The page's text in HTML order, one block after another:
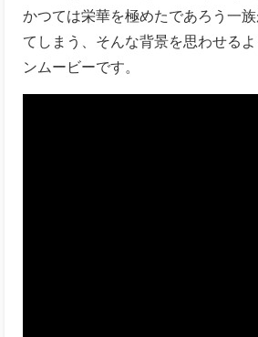
かつては栄華を極めたであろう一
てしまう、そんな背景を思わせる
ンムービーです。